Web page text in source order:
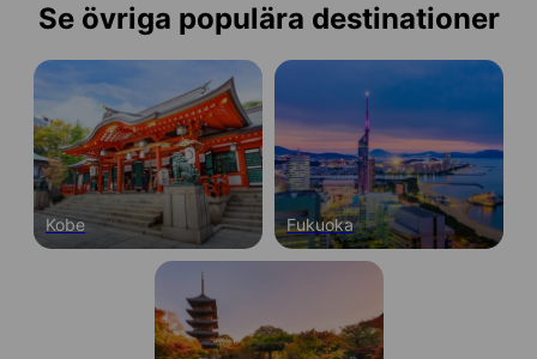
Se övriga populära destinationer
Kobe Fukuoka